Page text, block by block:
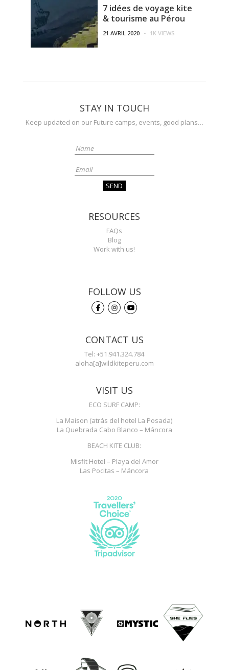
7 idées de voyage kite
& tourisme au Pérou
21 AVRIL 2020 - 1K VIEWS
STAY IN TOUCH
Keep updated on our Future camps, events, good plans…
RESOURCES
FAQs
Blog
Work with us!
FOLLOW US
CONTACT US
Tel: +51.941.324.784
aloha[a]wildkiteperu.com
VISIT US
ECO SURF CAMP:
La Maison (atrás del hotel La Posada)
La Quebrada Cabo Blanco – Máncora
BEACH KITE CLUB:
Misfit Hotel – Playa del Amor
Las Pocitas – Máncora